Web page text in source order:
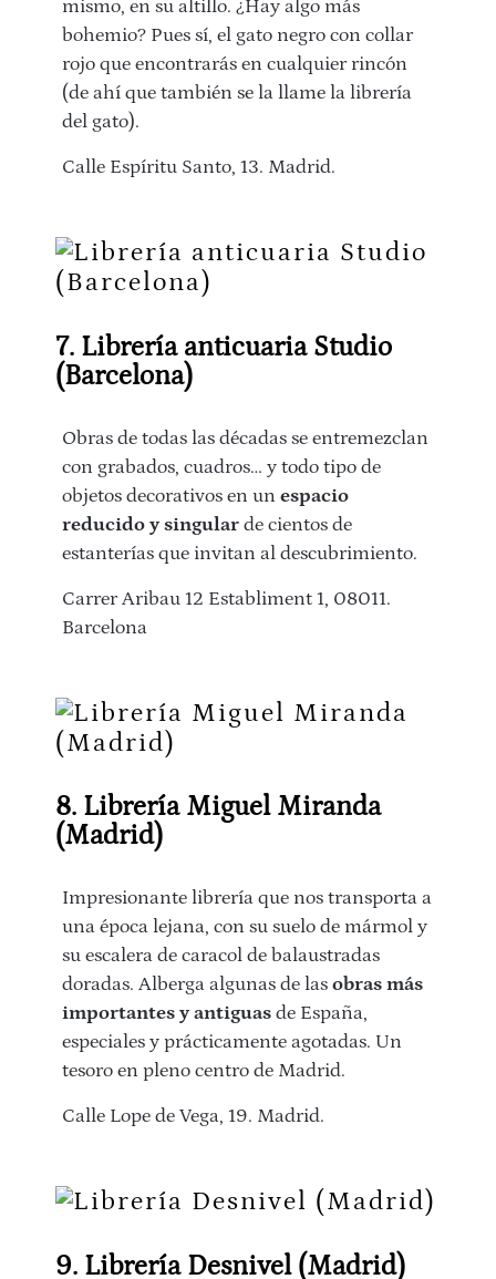
mismo, en su altillo. ¿Hay algo más
bohemio? Pues sí, el gato negro con collar
rojo que encontrarás en cualquier rincón
(de ahí que también se la llame la librería
del gato).
Calle Espíritu Santo, 13. Madrid.
7. Librería anticuaria Studio
(Barcelona)
Obras de todas las décadas se entremezclan
con grabados, cuadros… y todo tipo de
objetos decorativos en un espacio
reducido y singular de cientos de
estanterías que invitan al descubrimiento.
Carrer Aribau 12 Establiment 1, 08011.
Barcelona
8. Librería Miguel Miranda
(Madrid)
Impresionante librería que nos transporta a
una época lejana, con su suelo de mármol y
su escalera de caracol de balaustradas
doradas. Alberga algunas de las obras más
importantes y antiguas de España,
especiales y prácticamente agotadas. Un
tesoro en pleno centro de Madrid.
Calle Lope de Vega, 19. Madrid.
9. Librería Desnivel (Madrid)